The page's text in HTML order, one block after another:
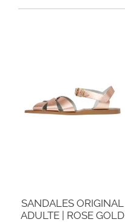
SANDALES ORIGINAL
ADULTE | ROSE GOLD